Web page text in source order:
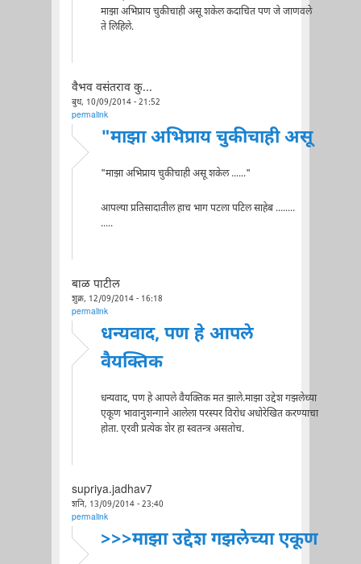
माझा अभिप्राय चुकीचाही असू शकेल कदाचित पण जे जाणवले
ते लिहिले.
वैभव वसंतराव कु...
बुध, 10/09/2014 - 21:52
permalink
"माझा अभिप्राय चुकीचाही असू
"माझा अभिप्राय चुकीचाही असू शकेल ......"
आपल्या प्रतिसादातील हाच भाग पटला पटिल साहेब ........
.....
बाळ पाटील
शुक्र, 12/09/2014 - 16:18
permalink
धन्यवाद, पण हे आपले
वैयक्तिक
धन्यवाद, पण हे आपले वैयक्तिक मत झाले.माझा उद्देश गझलेच्या
एकूण भावानुशन्गाने आलेला परस्पर विरोध अधोरेखित करण्याचा
होता. एरवी प्रत्येक शेर हा स्वतन्त्र असतोच.
supriya.jadhav7
शनि, 13/09/2014 - 23:40
permalink
>>>माझा उद्देश गझलेच्या एकूण